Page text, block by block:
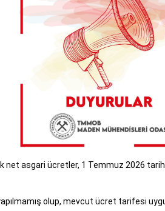
asgari ücretler, 1 Temmuz 2026
olup, mevcut ücret tarifesi